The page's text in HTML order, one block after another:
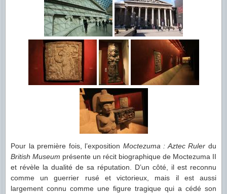
Pour la première fois, l’exposition Moctezuma : Aztec Ruler du
British Museum présente un récit biographique de Moctezuma II
et révèle la dualité de sa réputation. D’un côté, il est reconnu
comme un guerrier rusé et victorieux, mais il est aussi
largement connu comme une figure tragique qui a cédé son